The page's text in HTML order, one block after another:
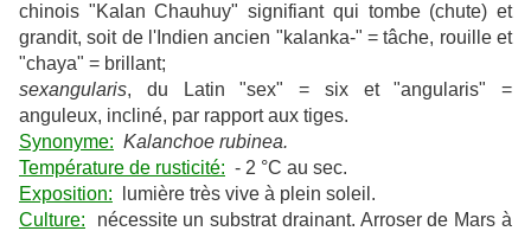
chinois "Kalan Chauhuy" signifiant qui tombe (chute) et
grandit, soit de l'Indien ancien "kalanka-" = tâche, rouille et
"chaya" = brillant;
sexangularis, du Latin "sex" = six et "angularis" =
anguleux, incliné, par rapport aux tiges.
Synonyme: Kalanchoe rubinea.
Température de rusticité: - 2 °C au sec.
Exposition: lumière très vive à plein soleil.
Culture: nécessite un substrat drainant. Arroser de Mars à